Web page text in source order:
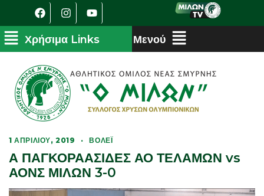
1 ΑΠΡΙΛΊΟΥ, 2019 · ΒΌΛΕΪ
Α ΠΑΓΚΟΡΑΑΣΙΔΕΣ ΑΟ ΤΕΛΑΜΩΝ vs
ΑΟΝΣ ΜΙΛΩΝ 3-0